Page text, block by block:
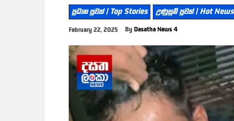
ප්‍රධාන පුවත් | Top Stories උණුසුම් පුවත් | Hot News
February 22, 2025 By Dasatha News 4